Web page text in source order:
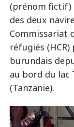
(prénom fictif)
des deux
Commissariat
réfugiés
burundais
au bord du lac
(Tanzanie).